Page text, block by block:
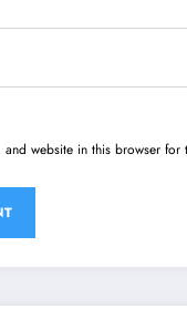
and website in this browser for